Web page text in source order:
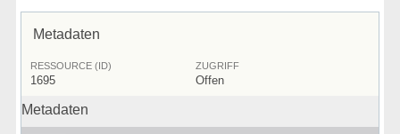
Metadaten
RESSOURCE (ID)
1695
ZUGRIFF
Offen
Metadaten